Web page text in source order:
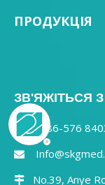
ПРОДУКЦІЯ
ЗВ'ЯЖІТЬСЯ
0086-576

 No.39, Anye